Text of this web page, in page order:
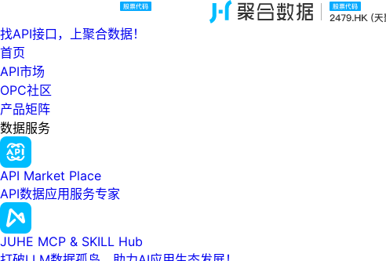
找API接口，上聚合数据！
首页
API市场
OPC社区
产品矩阵
数据服务
API Market Place
API数据应用服务专家
JUHE MCP & SKILL Hub